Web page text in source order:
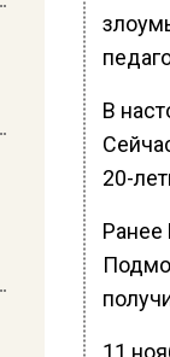
В
20-
Ранее
11